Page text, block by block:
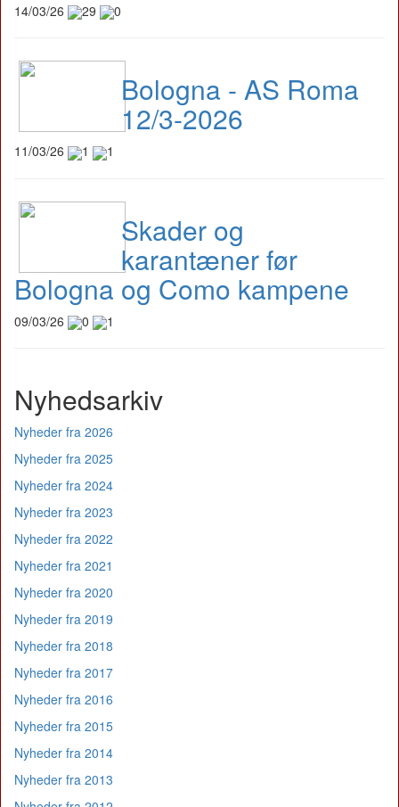
14/03/26 29 0
Bologna - AS Roma
12/3-2026
11/03/26 1 1
Skader og
karantæner før
Bologna og Como kampene
09/03/26 0 1
Nyhedsarkiv
Nyheder fra 2026
Nyheder fra 2025
Nyheder fra 2024
Nyheder fra 2023
Nyheder fra 2022
Nyheder fra 2021
Nyheder fra 2020
Nyheder fra 2019
Nyheder fra 2018
Nyheder fra 2017
Nyheder fra 2016
Nyheder fra 2015
Nyheder fra 2014
Nyheder fra 2013